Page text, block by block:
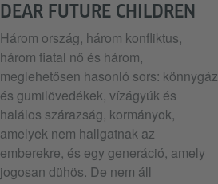
DEAR FUTURE CHILDREN
Három ország, három konfliktus,
három fiatal nő és három,
meglehetősen hasonló sors: könnygáz
és gumilövedékek, vízágyúk és
halálos szárazság, kormányok,
amelyek nem hallgatnak az
emberekre, és egy generáció, amely
jogosan dühös. De nem áll